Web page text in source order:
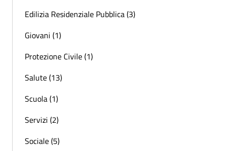
Edilizia Residenziale Pubblica (3)
Giovani (1)
Protezione Civile (1)
Salute (13)
Scuola (1)
Servizi (2)
Sociale (5)